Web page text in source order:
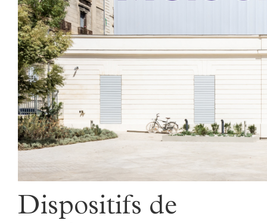
Dispositifs de